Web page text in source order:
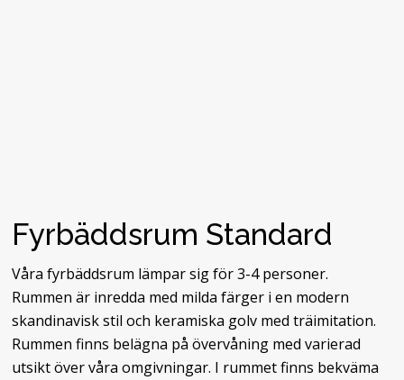
Fyrbäddsrum Standard
Våra fyrbäddsrum lämpar sig för 3-4 personer.
Rummen är inredda med milda färger i en modern
skandinavisk stil och keramiska golv med träimitation.
Rummen finns belägna på övervåning med varierad
utsikt över våra omgivningar. I rummet finns bekväma